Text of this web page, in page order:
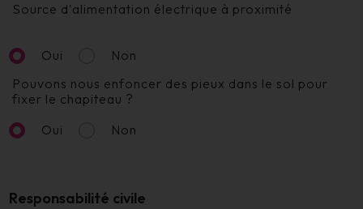
Oui Non
Source d'alimentation électrique à proximité
Oui Non
Pouvons nous enfoncer des pieux dans le sol pour
fixer le chapiteau ?
Responsabilité civile